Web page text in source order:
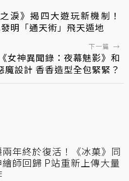
淚》揭四大遊玩新機制！
明「通天術」飛天遁地
下一篇 →
女神異聞錄：夜幕魅影》和
魔設計 香香造型全包緊緊？
年終於復活！《冰菓》同
繪師回歸 P站重新上傳大量